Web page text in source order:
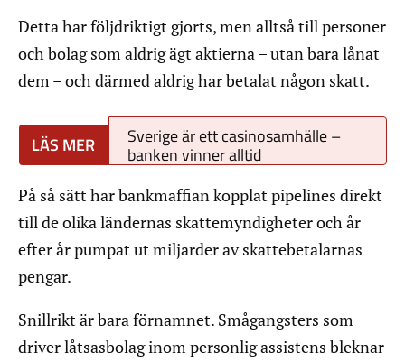
Detta har följdriktigt gjorts, men alltså till personer
och bolag som aldrig ägt aktierna – utan bara lånat
dem – och därmed aldrig har betalat någon skatt.
Sverige är ett casinosamhälle –
banken vinner alltid
På så sätt har bankmaffian kopplat pipelines direkt
till de olika ländernas skattemyndigheter och år
efter år pumpat ut miljarder av skattebetalarnas
pengar.
Snillrikt är bara förnamnet. Smågangsters som
driver låtsasbolag inom personlig assistens bleknar